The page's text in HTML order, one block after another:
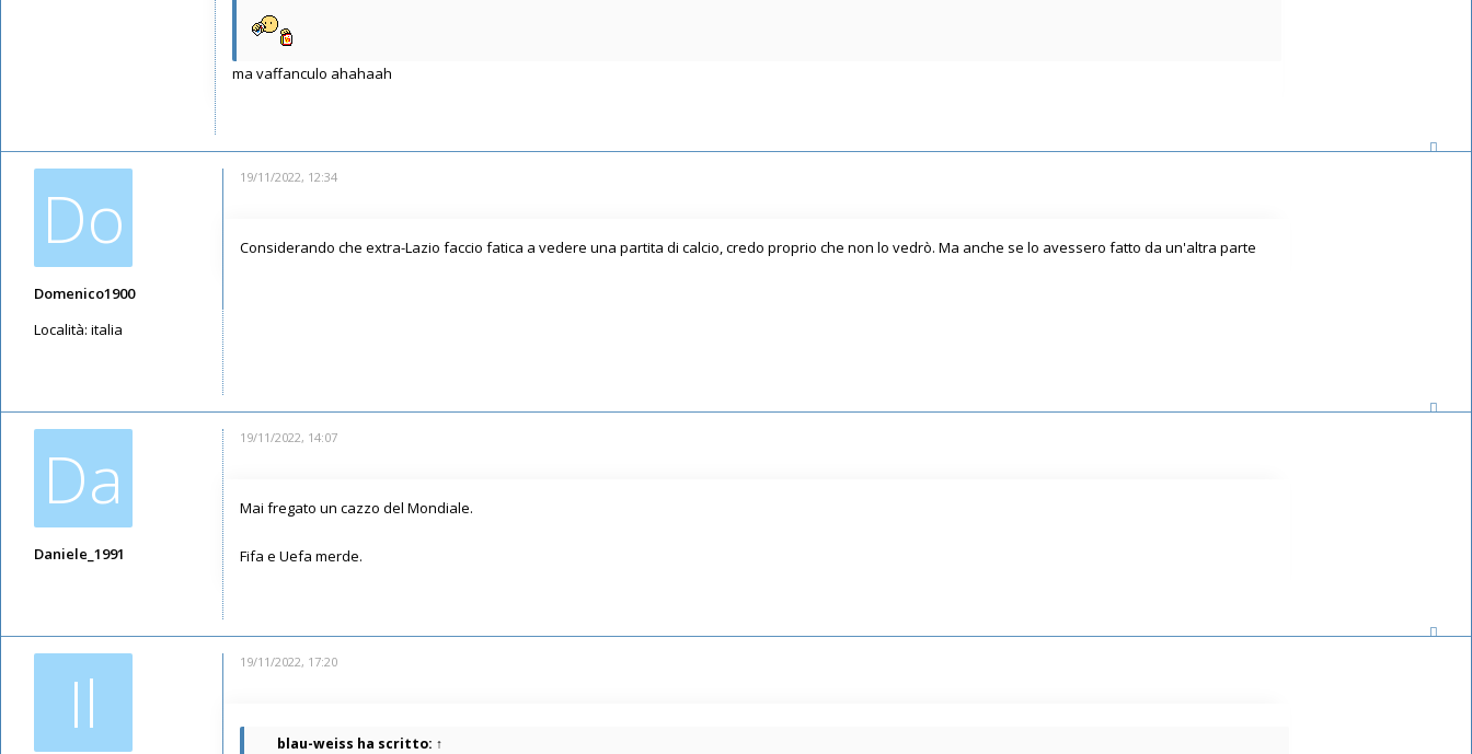
ma vaffanculo ahahaah
Do
Domenico1900
Località: italia
19/11/2022, 12:34
Considerando che extra-Lazio faccio fatica a vedere una partita di calcio, credo proprio che non lo vedrò. Ma anche se lo avessero fatto da un'altra parte
Da
Daniele_1991
19/11/2022, 14:07
Mai fregato un cazzo del Mondiale.
Fifa e Uefa merde.
Il 19/11/2022, 17:20
blau-weiss ha scritto: ↑